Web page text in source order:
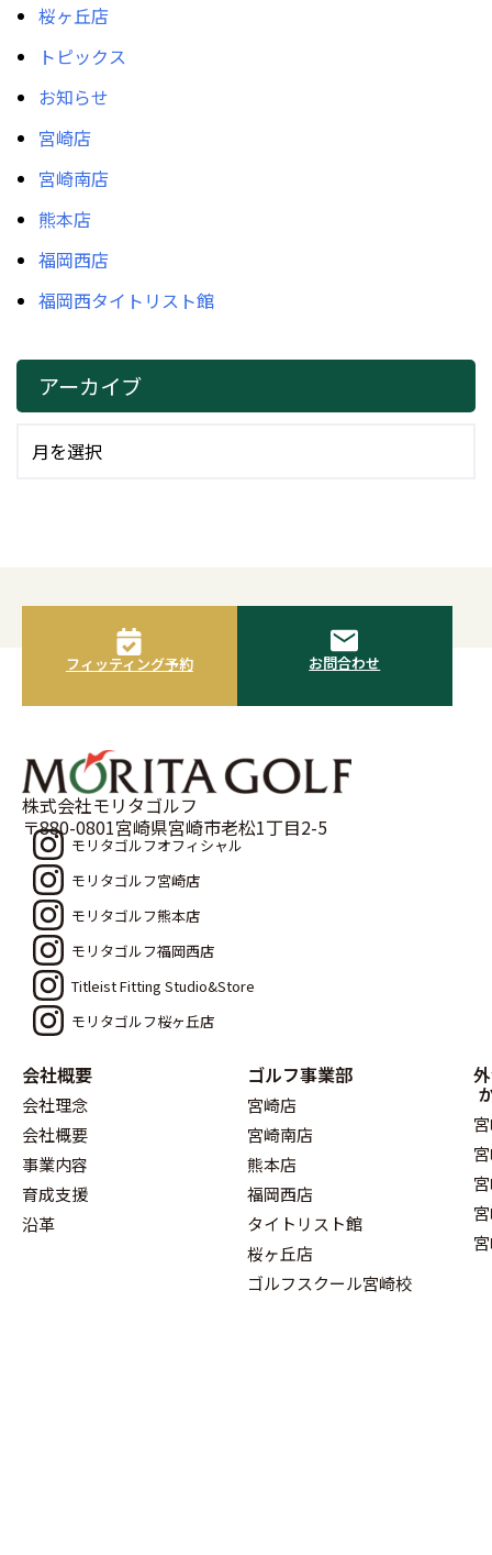
桜ヶ丘店
トピックス
お知らせ
宮崎店
宮崎南店
熊本店
福岡西店
福岡西タイトリスト館
アーカイブ
フィッティング予約 お問合わせ
株式会社モリタゴルフ
〒880-0801宮崎県宮崎市老松1丁目2-5
モリタゴルフオフィシャル
モリタゴルフ宮崎店
モリタゴルフ熊本店
モリタゴルフ福岡西店
Titleist Fitting Studio&Store
モリタゴルフ桜ヶ丘店
会社概要
会社理念
会社概要
事業内容
育成支援
沿革
ゴルフ事業部
宮崎店
宮崎南店
熊本店
福岡西店
タイトリスト館
桜ヶ丘店
ゴルフスクール宮崎校